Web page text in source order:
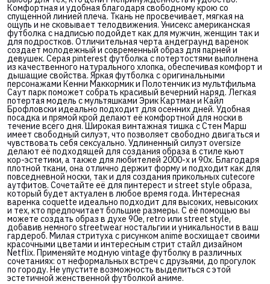
Комфортная и удобная благодаря свободному крою со
спущенной линией плеча. Ткань не просвечивает, мягкая на
ощупь и не сковывает телодвижения. Унисекс американская
футболка с надписью подойдет как для мужчин, женщин так и
для подростков. Отличительная черта андеграунд варенок
создает молодежный и современный образ для парней и
девушек. Серая pinterest футболка с потертостями выполнена
из качественного натурального хлопка, обеспечивая комфорт и
дышащие свойства. Яркая футболка с оригинальными
персонажами Кенни Маккормик и Полотенчик из мультфильма
Саут парк поможет собрать красивый вечерний наряд. Легкая
потертая модель с мультяшками Эрик Картман и Кайл
Брофловски идеально подходит для осенних дней. Удобная
посадка и прямой крой делают её комфортной для носки в
течение всего дня. Широкая винтажная тишка с Стен Марш
имеет свободный силуэт, что позволяет свободно двигаться и
чувствовать себя сексуально. Удлиненный силуэт oversize
делают её подходящей для создания образа в стиле кьют
кор-эстетики, а также для любителей 2000-х и 90х. Благодаря
плотной ткани, она отлично держит форму и подходит как для
повседневной носки, так и для создания прикольных cutecore
аутфитов. Сочетайте её для пинтерест и street style образа,
который будет актуален в любое время года. Интересная
варенка coquette идеально подходит для высоких, невысоких
и тех, кто предпочитает большие размеры. С её помощью вы
можете создать образ в духе 90е, retro или street style,
добавив немного streetwear ностальгии и уникальности в ваш
гардероб. Милая стритуха с рисунком anime восхищает своими
красочными цветами и интересным стрит стайл дизайном
Netflix. Применяйте модную vintage футболку в различных
сочетаниях: от неформальных встреч с друзьями, до прогулок
по городу. Не упустите возможность выделиться с этой
эстетичной женственной футболкой аниме.